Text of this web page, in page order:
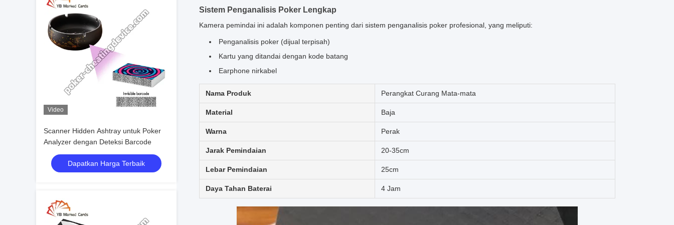
Video
Scanner Hidden Ashtray untuk Poker
Analyzer dengan Deteksi Barcode
Dapatkan Harga Terbaik
Sistem Penganalisis Poker Lengkap
Kamera pemindai ini adalah komponen penting dari sistem penganalisis poker profesional, yang meliputi:
Penganalisis poker (dijual terpisah)
Kartu yang ditandai dengan kode batang
Earphone nirkabel
Nama Produk Perangkat Curang Mata-mata
Material Baja
Warna Perak
Jarak Pemindaian 20-35cm
Lebar Pemindaian 25cm
Daya Tahan Baterai 4 Jam